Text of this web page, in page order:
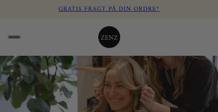
GRATIS FRAGT PÅ DIN ORDRE*